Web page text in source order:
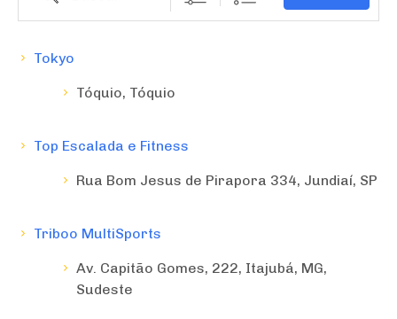
Tokyo
Tóquio, Tóquio
Top Escalada e Fitness
Rua Bom Jesus de Pirapora 334, Jundiaí, SP
Triboo MultiSports
Av. Capitão Gomes, 222, Itajubá, MG,
Sudeste